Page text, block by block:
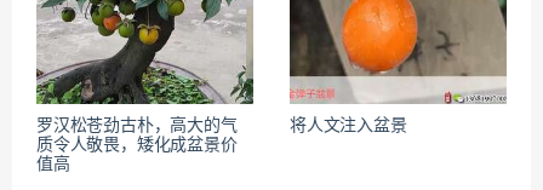
罗汉松苍劲古朴，高大的气
质令人敬畏，矮化成盆景价
值高
将人文注入盆景